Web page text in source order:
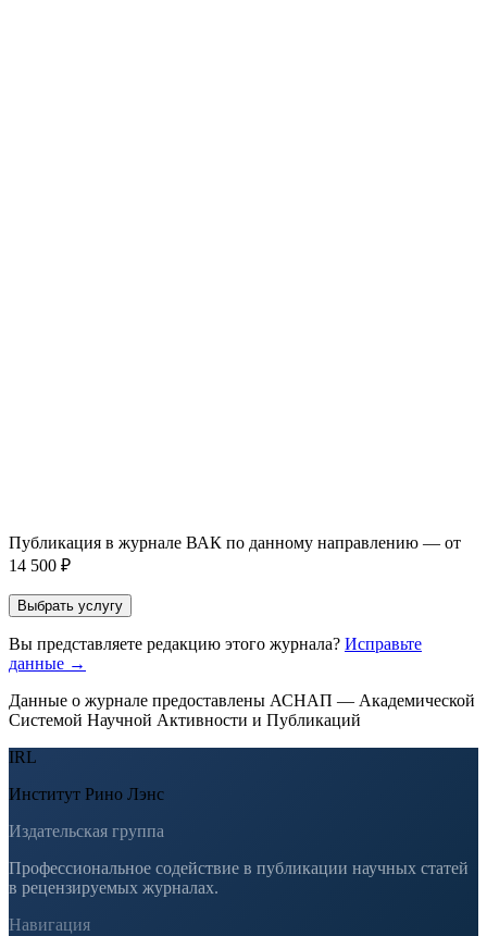
Публикация в журнале ВАК по данному направлению — от
14 500 ₽
Выбрать услугу
Вы представляете редакцию этого журнала? Исправьте
данные →
Данные о журнале предоставлены АСНАП — Академической
Системой Научной Активности и Публикаций
IRL
Институт Рино Лэнс
Издательская группа
Профессиональное содействие в публикации научных статей
в рецензируемых журналах.
Навигация